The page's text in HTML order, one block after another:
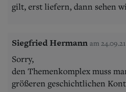
gilt, erst liefern, dann sehen
Siegfried Hermann am
Sorry,
den Themenkomplex muss
größeren geschichtlichen